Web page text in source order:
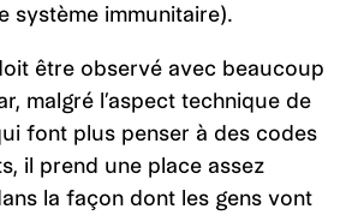
système immunitaire).
être observé avec beaucoup
malgré l’aspect technique de
font plus penser à des codes
il prend une place assez
la façon dont les gens vont